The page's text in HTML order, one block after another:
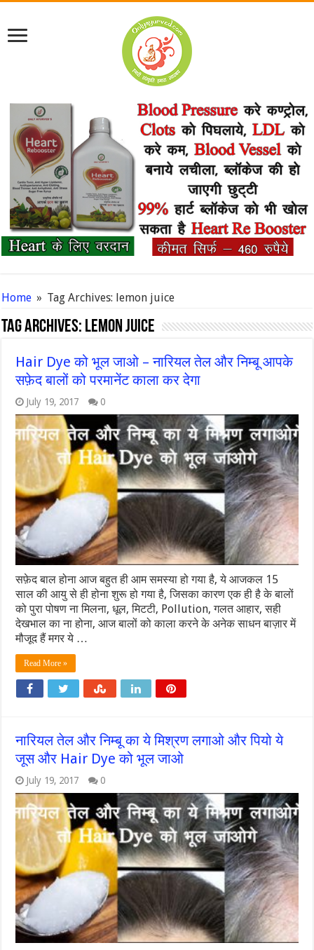
Home » Tag Archives: lemon juice
Tag Archives: lemon juice
Hair Dye को भूल जाओ – नारियल तेल और निम्बू आपके
सफ़ेद बालों को परमानेंट काला कर देगा
July 19, 2017 0
सफ़ेद बाल होना आज बहुत ही आम समस्या हो गया है, ये आजकल 15
साल की आयु से ही होना शुरू हो गया है, जिसका कारण एक ही है के बालों
को पुरा पोषण ना मिलना, धूल, मिटटी, Pollution, गलत आहार, सही
देखभाल का ना होना, आज बालों को काला करने के अनेक साधन बाज़ार में
मौजूद हैं मगर ये …
Read More »
नारियल तेल और निम्बू का ये मिश्रण लगाओ और पियो ये
जूस और Hair Dye को भूल जाओ
July 19, 2017 0